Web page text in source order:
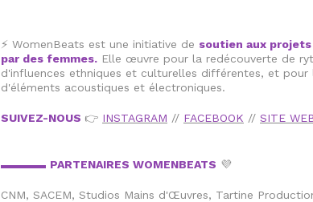
⚡️ WomenBeats est une initiative de soutien aux
par des femmes. Elle œuvre pour la redécouverte de
d'influences ethniques et culturelles différentes, et
d'éléments acoustiques et électroniques.​
SUIVEZ-NOUS 👉 INSTAGRAM // FACEBOOK // SITE
▬▬▬▬ PARTENAIRES WOMENBEATS 💜
CNM, SACEM, Studios Mains d'Œuvres, Tartine